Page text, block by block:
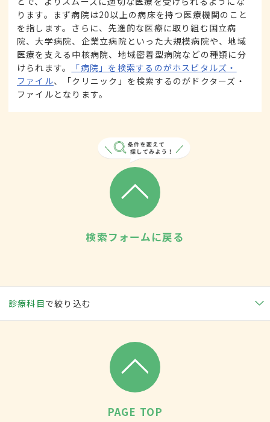
ります。まず病院は20以上の病床を持つ医療機関のこと
を指します。さらに、先進的な医療に取り組む国立病
院、大学病院、企業立病院といった大規模病院や、地域
医療を支える中核病院、地域密着型病院などの種類に分
けられます。
「病院」を検索するのがホスピタルズ・
ファイル、「クリニック」を検索するのがドクターズ・
ファイルとなります。
検索フォームに戻る
診療科目で絞り込む
PAGE TOP